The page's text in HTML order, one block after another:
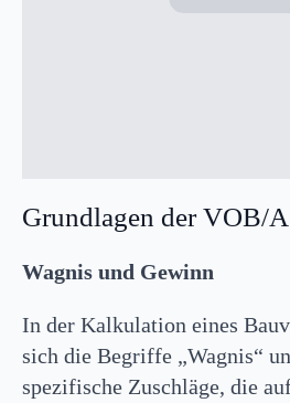
Grundlagen der VOB/A
Wagnis und Gewinn
In der Kalkulation eines
sich die Begriffe „Wagnis“
spezifische Zuschläge, die